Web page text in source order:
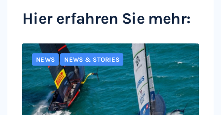
Hier erfahren Sie mehr:
NEWS NEWS & STORIES